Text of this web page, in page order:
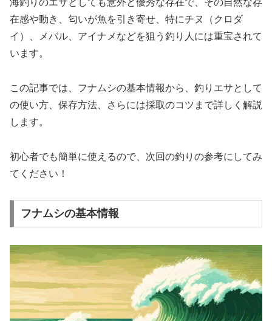
海釣りのエサとしても意外と優秀な存在で、その自然な存
在感や動き、匂いが魚を引き寄せ、特にチヌ（クロダ
イ）、メバル、アイナメなどを狙う釣り人には重宝されて
います。
この記事では、フナムシの基本情報から、釣りエサとして
の使い方、保存方法、さらには採取のコツまで詳しく解説
します。
初心者でも簡単に使えるので、次回の釣りの参考にしてみ
てください！
フナムシの基本情報